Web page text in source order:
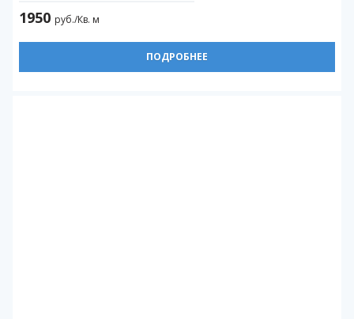
1950 руб./Кв. м
ПОДРОБНЕЕ